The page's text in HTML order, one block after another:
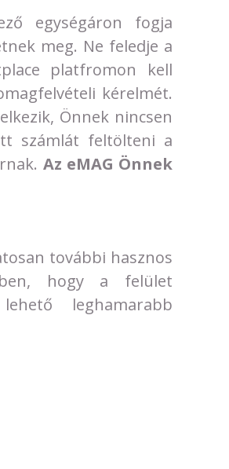
egységáron fogja
meg. Ne feledje a
platfromon kell
kérelmét.
Önnek nincsen
számlát feltölteni a
Az eMAG Önnek
további hasznos
hogy a felület
leghamarabb